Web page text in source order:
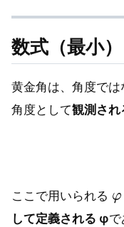
数式（最小）
黄金角は、角度では
角度として観測され
ここで用いられる
して定義される φで